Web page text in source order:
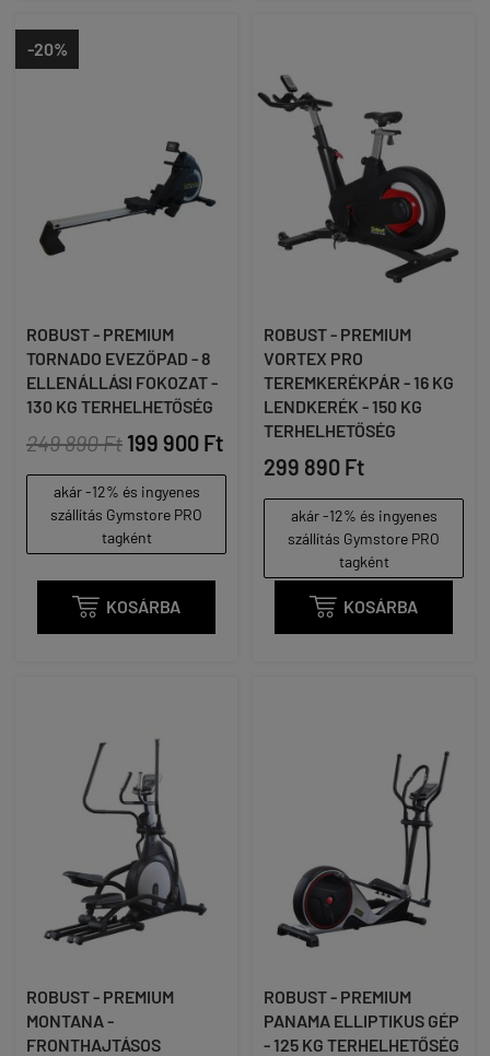
-20%
ROBUST - PREMIUM
TORNADO EVEZŐPAD - 8
ELLENÁLLÁSI FOKOZAT -
130 KG TERHELHETŐSÉG
249 890 Ft 199 900 Ft
akár -12% és ingyenes
szállítás Gymstore PRO
tagként
 KOSÁRBA
ROBUST - PREMIUM
VORTEX PRO
TEREMKERÉKPÁR - 16 KG
LENDKERÉK - 150 KG
TERHELHETŐSÉG
299 890 Ft
akár -12% és ingyenes
szállítás Gymstore PRO
tagként
 KOSÁRBA
ROBUST - PREMIUM
MONTANA -
FRONTHAJTÁSOS
ROBUST - PREMIUM
PANAMA ELLIPTIKUS GÉP
- 125 KG TERHELHETŐSÉG